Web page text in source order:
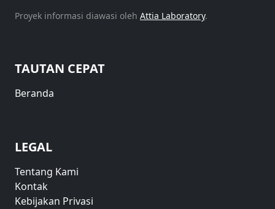
Proyek informasi diawasi oleh Attia Laboratory.
TAUTAN CEPAT
Beranda
LEGAL
Tentang Kami
Kontak
Kebijakan Privasi